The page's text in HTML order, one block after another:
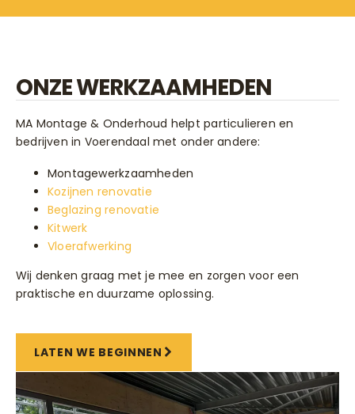
ONZE WERKZAAMHEDEN
MA Montage & Onderhoud helpt particulieren en
bedrijven in Voerendaal met onder andere:
Montagewerkzaamheden
Kozijnen renovatie
Beglazing renovatie
Kitwerk
Vloerafwerking
Wij denken graag met je mee en zorgen voor een
praktische en duurzame oplossing.
LATEN WE BEGINNEN